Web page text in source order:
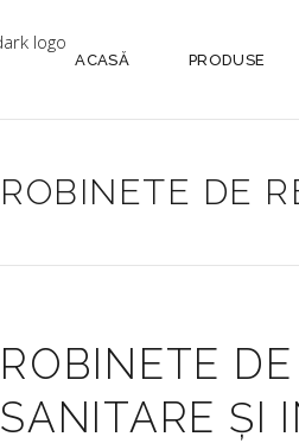
ACASĂ PRODUSE
ROBINETE DE
ROBINETE
SANITARE ȘI